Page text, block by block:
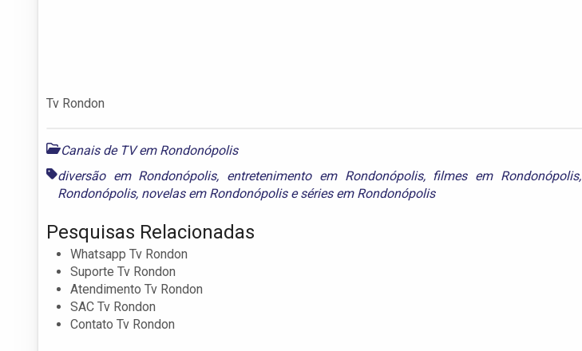
Tv Rondon
Canais de TV em Rondonópolis
diversão em Rondonópolis, entretenimento em Rondonópolis, filmes em Rondonópolis,
Rondonópolis, novelas em Rondonópoliseséries em Rondonópolis
Pesquisas Relacionadas
Whatsapp Tv Rondon
Suporte Tv Rondon
Atendimento Tv Rondon
SAC Tv Rondon
Contato Tv Rondon